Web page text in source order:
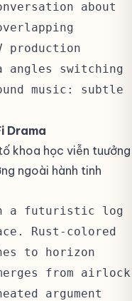
about
production
switching
music: subtle
Drama
khoa học viễn tuưởng
ngoài hành tinh
a futuristic log
Rust-colored
to horizon
from airlock
argument